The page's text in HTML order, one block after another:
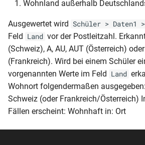
BER-GY-AZ (Schul Z 303)
(12.07)
BER-GY-FHReife-
Bescheinigung (Schul Z 350)
BER-GY-JZ (Schul Z 250)
(05.08)
(07.10)
RLP-GS-AS
RLP-GS-AS (1. und 2. Klasse -
1 oder 2 seitig)
RLP-GS-AS (1. Klasse – 1
seitig - dynamisch 2012)
Schülerliste (mit
Praxisbetrieben und
Geburtsdatum)
Schülerliste (mit
Prüfungsfächern inkl Lehrer)
Schülerliste (mit
Zeugnisliste BBS (nur für
Minderjährige)
Zeugnisliste BBS
Zeugnisliste nach
Klassenfachtafel (DIN A4)
Zeugnisliste nach
Schülerfächern (DIN A4 mit
UA und Niveau)
Wohnland außerhalb
Ausgewertet wird Schüler > Daten1
Feld Land vor der Postleitzahl.
(Schweiz), A, AU, AUT (Österreich) oder
(Frankreich). Wird bei einem Schüler
vorgenannten Werte im Feld Land
Wohnort folgendermaßen
Schweiz (oder Frankreich/Österreich)
Fällen erscheint: Wohnhaft in: Ort